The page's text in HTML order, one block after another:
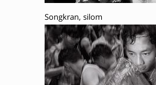
Songkran, silom